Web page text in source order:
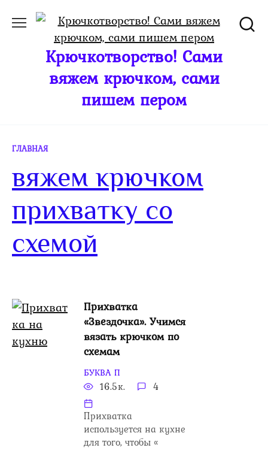
Перейти
содержанию
Крючкотворство! Сами
вяжем крючком, сами
пишем пером
ГЛАВНАЯ
вяжем крючком
прихватку со
схемой
Прихватка
«Звездочка». Учимся
вязать крючком по
схемам
БУКВА П
16.5к. 4
Прихватка
используется на кухне
для того, чтобы «